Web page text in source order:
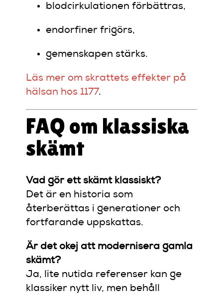
blodcirkulationen förbättras,
endorfiner frigörs,
gemenskapen stärks.
Läs mer om skrattets effekter på
hälsan hos 1177.
FAQ om klassiska
skämt
Vad gör ett skämt klassiskt?
Det är en historia som
återberättas i generationer och
fortfarande uppskattas.
Är det okej att modernisera gamla
skämt?
Ja, lite nutida referenser kan ge
klassiker nytt liv, men behåll